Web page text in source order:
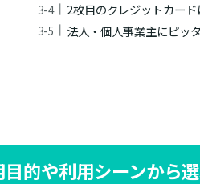
2枚目のクレジットカー
法人・個人事業主にピッ
目的や利用シーンから